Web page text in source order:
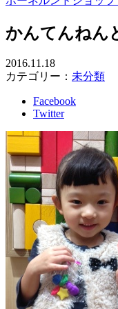
かんてんねん
2016.11.18
カテゴリー： 未分類
Facebook
Twitter